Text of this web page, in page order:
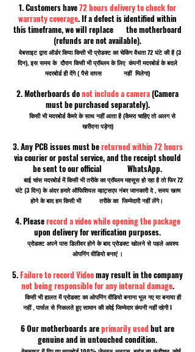
1. Customers have72 hours delivery to check for
warranty coverage. If a defect is identified within
this timeframe, we will replace the motherboard
(refunds are not available).
वेबसाइट द्वारा ऑर्डर किया किसी भी प्रोडक्ट का चेकिंग वैधता 72 घंटे की है (3
दिन), इस समय के दौरान किसी भी प्रॉब्लम के लिए कंपनी मदरबोर्ड के बदले
मदरबोर्ड ही देंगे ( पैसे वापस नहीं मिलेगा)
2. Motherboards donot include a camera(Camera
must be purchased separately).
किसी भी मदरबोर्ड कैमरे के साथ नहीं आता है (कैमरा चाहिए तो अलग से
खरीदना पड़ेगा)
3. Any PCB issues must bereturned within 72 hours
via courier or postal service, and the receipt should
be sent to our official WhatsApp.
बाई चांस मदरबोर्ड में किसी भी तरीके का प्रॉब्लम महसूस हो रहा है तो फिर 72
घंटे (3 दिन) के अंदर हमारे ऑफिशियल व्हाट्सएप नंबर जानकारी दे , समय खत्म
होने के बाद हम किसी भी तरीके का जिम्मेदारी नहीं लेंगे।
4. Pleaserecord a video while opening the package
upon delivery for verification purposes.
प्रोडक्ट अपने पास डिलीवर होने के बाद प्रोडक्ट खोलने से पहले अवश्य
ओपनिंग वीडियो बनाएं ।
5.Failure to record Videomay result in the company
not being responsible for any internal damage.
किसी भी हालत में प्रोडक्ट का ओपनिंग वीडियो बनाना भूल गए या बनाया ही
नहीं , पार्सल से निकलते हुए सामान की कोई जिम्मेदार कंपनी नहीं रहेगी I
6 Our motherboards areprimarily used but are
genuine and in untouched condition.